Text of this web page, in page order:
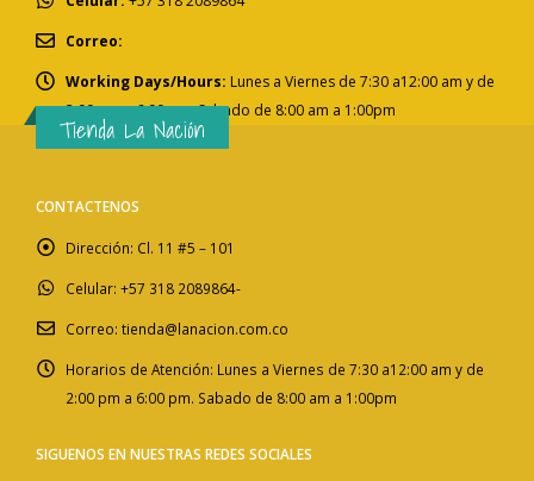
Correo:
Working Days/Hours: Lunes a Viernes de 7:30 a12:00 am y de
2:00 pm a 6:00 pm. Sabado de 8:00 am a 1:00pm
Tienda La Nación
CONTACTENOS
Dirección: Cl. 11 #5 – 101
Celular: +57 318 2089864-
Correo: tienda@lanacion.com.co
Horarios de Atención: Lunes a Viernes de 7:30 a12:00 am y de
2:00 pm a 6:00 pm. Sabado de 8:00 am a 1:00pm
SIGUENOS EN NUESTRAS REDES SOCIALES